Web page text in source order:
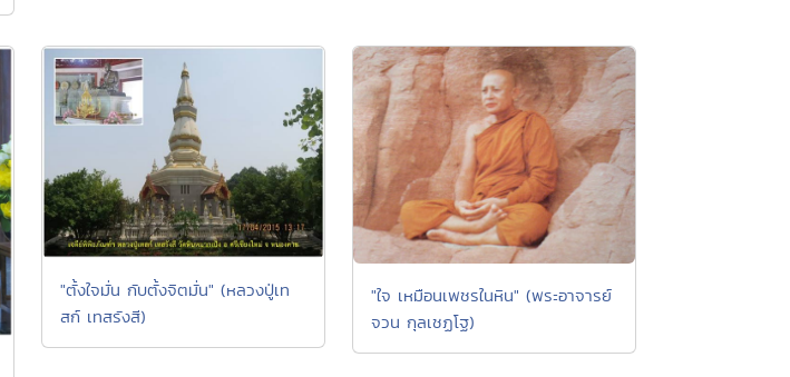
"ตั้งใจมั่น กับตั้งจิตมั่น" (หลวงปู่เท
สก์ เทสรังสี)
"ใจ เหมือนเพชรในหิน" (พระอาจารย์
จวน กุลเชฏโฐ)